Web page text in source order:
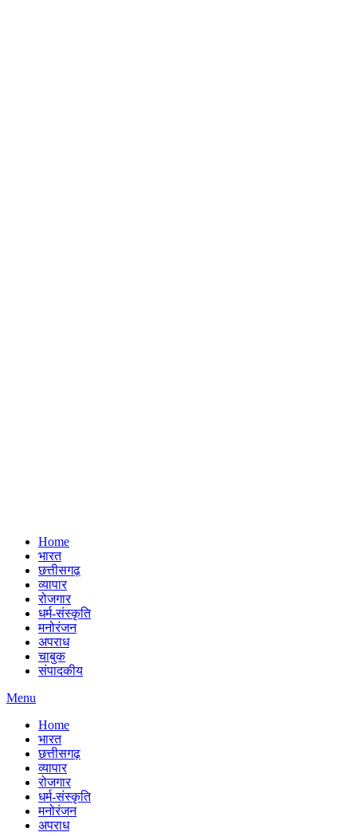
Home
भारत
छत्तीसगढ़
व्यापार
रोजगार
धर्म-संस्कृति
मनोरंजन
अपराध
चाबुक
संपादकीय
Menu
Home
भारत
छत्तीसगढ़
व्यापार
रोजगार
धर्म-संस्कृति
मनोरंजन
अपराध